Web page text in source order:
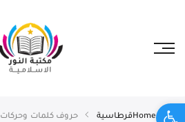
Open toolbar
Homeقرطاسية حروف كلمات وحركات